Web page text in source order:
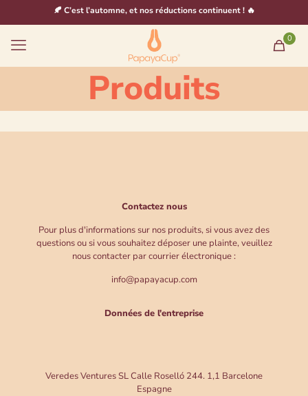
🍂 C’est l’automne, et nos réductions continuent ! 🔥
0
Produits
Contactez nous
Pour plus d'informations sur nos produits, si vous avez des
questions ou si vous souhaitez déposer une plainte, veuillez
nous contacter par courrier électronique :
info@papayacup.com
Données de l'entreprise
Veredes Ventures SL Calle Roselló 244. 1,1 Barcelone
Espagne